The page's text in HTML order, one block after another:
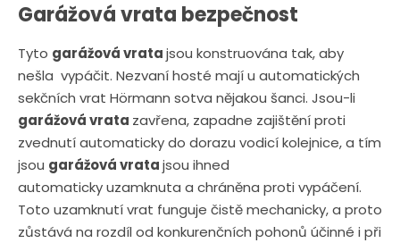
Garážová vrata bezpečnost
Tyto garážová vratajsou konstruována tak, aby
nešla vypáčit. Nezvaní hosté mají u automatických
sekčních vrat Hörmann sotva nějakou šanci. Jsou-li
garážová vrata zavřena, zapadne zajištění proti
zvednutí automaticky do dorazu vodicí kolejnice, a tím
jsou garážová vratajsou ihned
automaticky uzamknuta a chráněna proti vypáčení.
Toto uzamknutí vrat funguje čistě mechanicky, a proto
zůstává na rozdíl od konkurenčních pohonů účinné i při